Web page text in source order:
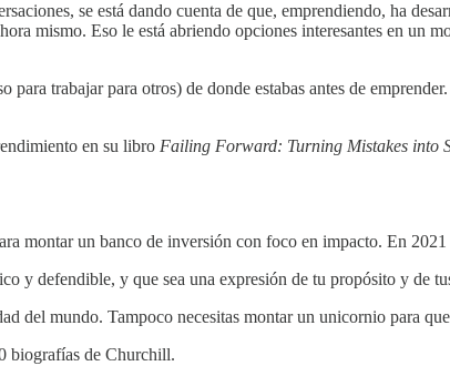
se está dando cuenta de que, emprendiendo, ha
mismo. Eso le está abriendo opciones interesantes en un
trabajar para otros) de donde estabas antes de emprender.
en su libro Failing Forward: Turning Mistakes into
montar un banco de inversión con foco en impacto. En
y defendible, y que sea una expresión de tu propósito y de
del mundo. Tampoco necesitas montar un unicornio para
biografías de Churchill.